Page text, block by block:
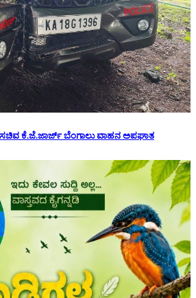
ಸಚಿವ ಕೆ.ಜೆ.ಜಾರ್ಜ್ ಬೆಂಗಾಲು ವಾಹನ ಅಪಘಾತ